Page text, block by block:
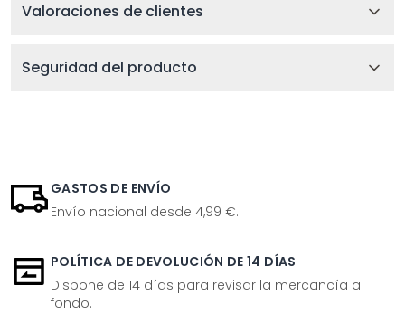
Valoraciones de clientes
Seguridad del producto
GASTOS DE ENVÍO
Envío nacional desde 4,99 €.
POLÍTICA DE DEVOLUCIÓN DE 14 DÍAS
Dispone de 14 días para revisar la mercancía a
fondo.